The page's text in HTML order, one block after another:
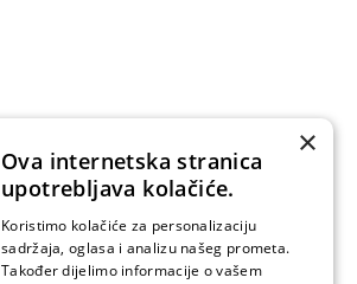
×
Ova internetska stranica
upotrebljava kolačiće.
Koristimo kolačiće za personalizaciju
sadržaja, oglasa i analizu našeg prometa.
Također dijelimo informacije o vašem